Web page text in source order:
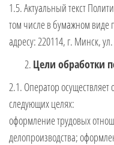
1.5. Актуальный текст
том числе в бумажном виде
адресу: 220114, г. Минск,
Цели обработки
2.1. Оператор
следующих целях:
оформление трудовых
делопроизводства;